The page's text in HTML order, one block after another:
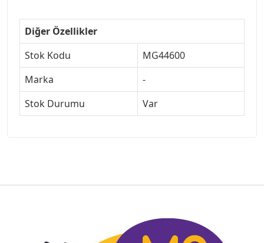
Diğer Özellikler
Stok Kodu
MG44600
Marka
-
Stok Durumu
Var